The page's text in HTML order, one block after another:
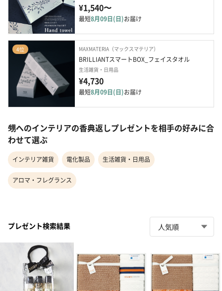
¥1,540〜
最短8月09日(日)お届け
4位 MAXMATERIA（マックスマテリア）
BRILLIANTスマートBOX_フェイスタオル
生活雑貨・日用品
¥4,730
最短8月09日(日)お届け
甥へのインテリアの香典返しプレゼントを相手の好みに合
わせて選ぶ
インテリア雑貨 電化製品 生活雑貨・日用品
アロマ・フレグランス
プレゼント検索結果